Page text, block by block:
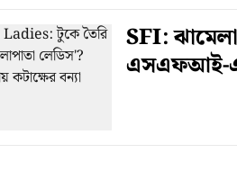
SFI:
এসএফআই-